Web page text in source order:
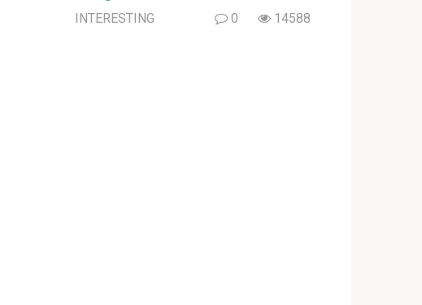
INTERESTING
0 14588